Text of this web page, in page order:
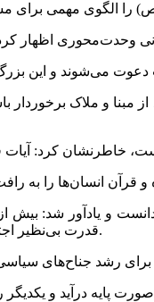
از مبنا و ملاک
و یادآور شد: بیش
قدرت بی‌نظیر اجتماعی، سیاسی، اقتصادی و فرهنگی برای جهان اسلام به وجود می‌آید.